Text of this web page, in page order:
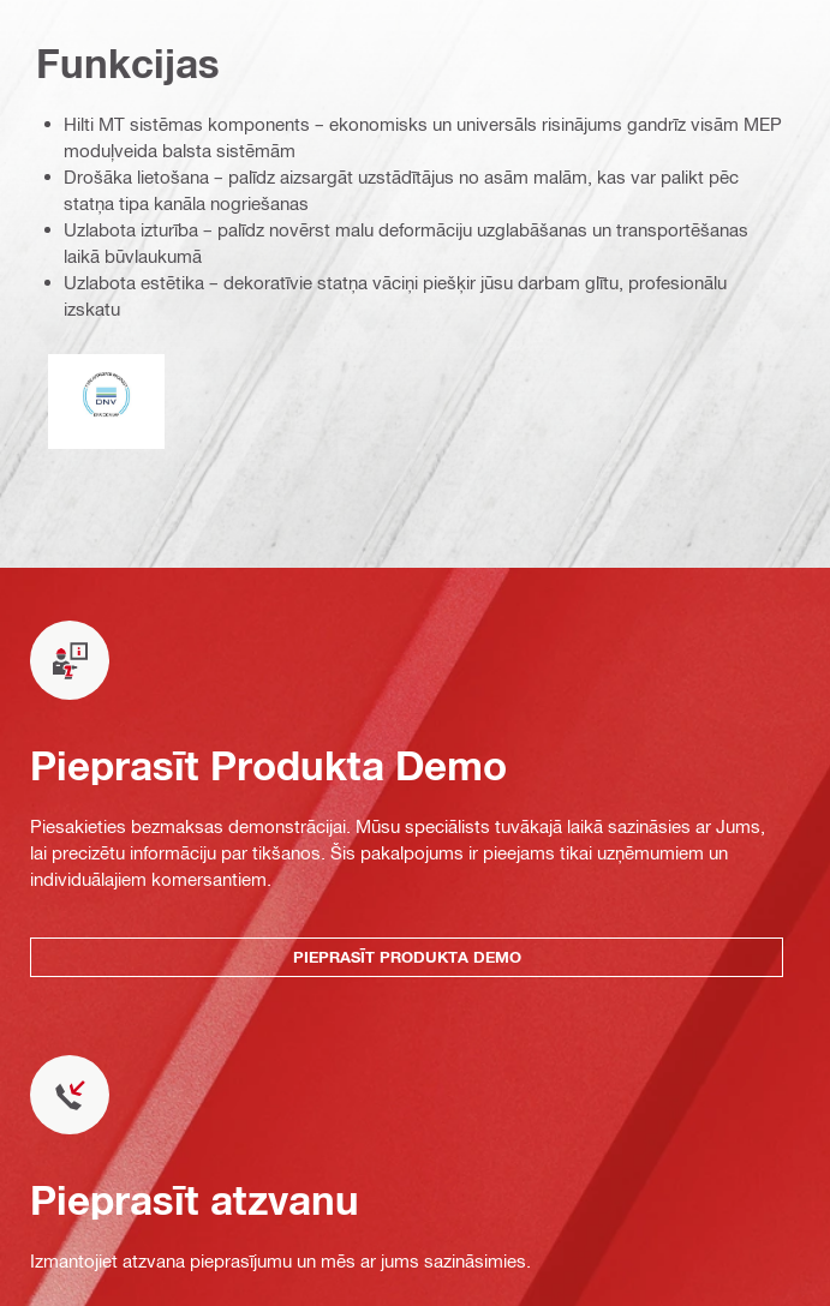
Funkcijas
Hilti MT sistēmas komponents – ekonomisks un universāls risinājums gandrīz visām MEP
moduļveida balsta sistēmām
Drošāka lietošana – palīdz aizsargāt uzstādītājus no asām malām, kas var palikt pēc
statņa tipa kanāla nogriešanas
Uzlabota izturība – palīdz novērst malu deformāciju uzglabāšanas un transportēšanas
laikā būvlaukumā
Uzlabota estētika – dekoratīvie statņa vāciņi piešķir jūsu darbam glītu, profesionālu
izskatu
DNV
Pieprasīt Produkta Demo
Piesakieties bezmaksas demonstrācijai. Mūsu speciālists tuvākajā laikā sazināsies ar Jums,
lai precizētu informāciju par tikšanos. Šis pakalpojums ir pieejams tikai uzņēmumiem un
individuālajiem komersantiem.
PIEPRASĪT PRODUKTA DEMO
Pieprasīt atzvanu
Izmantojiet atzvana pieprasījumu un mēs ar jums sazināsimies.